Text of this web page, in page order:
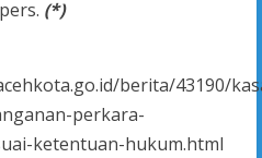
(*)
berita/43190/
perkara-
ketentuan-hukum.html